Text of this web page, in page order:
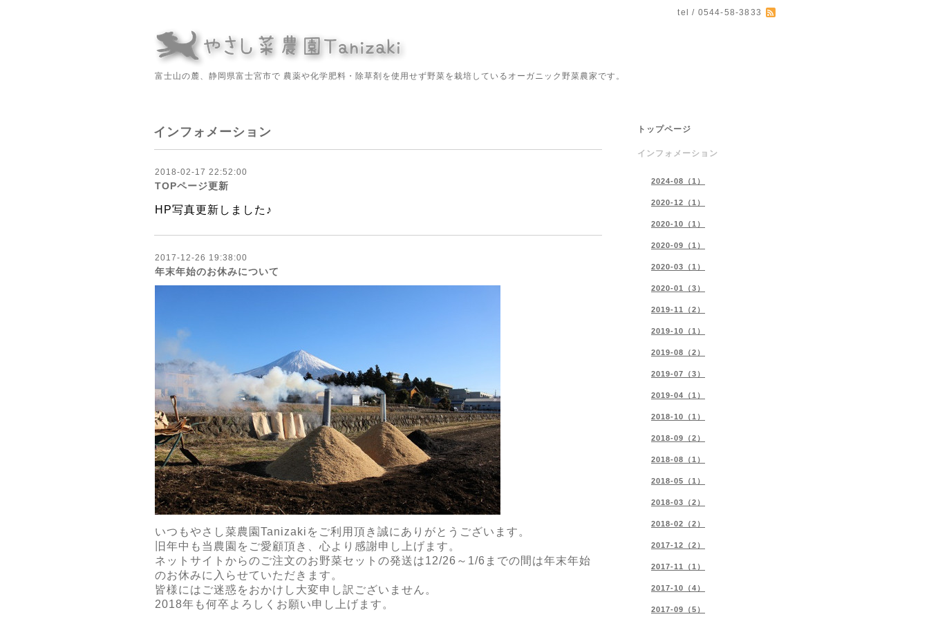
tel / 0544-58-3833
富士山の麓、静岡県富士宮市で 農薬や化学肥料・除草剤を使用せず野菜を栽培しているオーガニック野菜農家です。
インフォメーション
2018-02-17 22:52:00
TOPページ更新
HP写真更新しました♪
2017-12-26 19:38:00
年末年始のお休みについて
いつもやさし菜農園Tanizakiをご利用頂き誠にありがとうございます。
旧年中も当農園をご愛顧頂き、心より感謝申し上げます。
ネットサイトからのご注文のお野菜セットの発送は12/26～1/6までの間は年末年始
のお休みに入らせていただきます。
皆様にはご迷惑をおかけし大変申し訳ございません。
2018年も何卒よろしくお願い申し上げます。
トップページ
インフォメーション
2024-08（1）
2020-12（1）
2020-10（1）
2020-09（1）
2020-03（1）
2020-01（3）
2019-11（2）
2019-10（1）
2019-08（2）
2019-07（3）
2019-04（1）
2018-10（1）
2018-09（2）
2018-08（1）
2018-05（1）
2018-03（2）
2018-02（2）
2017-12（2）
2017-11（1）
2017-10（4）
2017-09（5）